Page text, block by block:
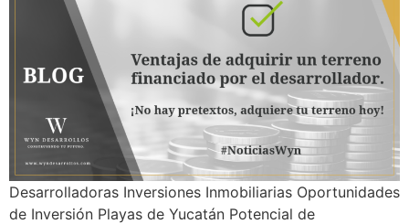
Desarrolladoras Inversiones Inmobiliarias Oportunidades
de Inversión Playas de Yucatán Potencial de